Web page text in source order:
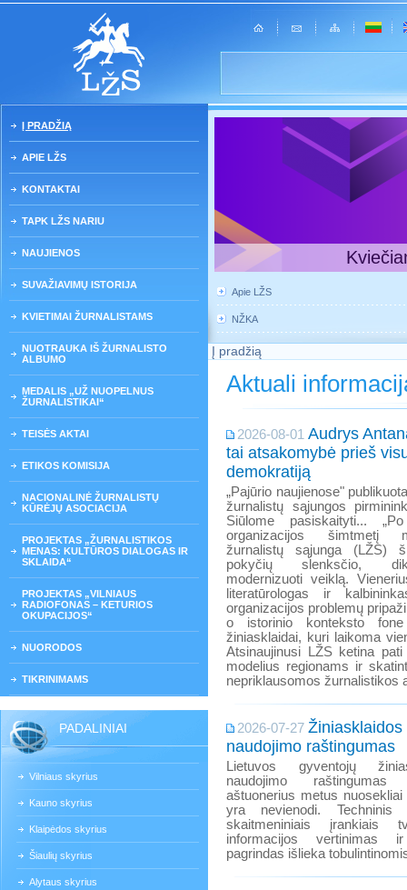
Į PRADŽIĄ
APIE LŽS
KONTAKTAI
TAPK LŽS NARIU
NAUJIENOS
SUVAŽIAVIMŲ ISTORIJA
KVIETIMAI ŽURNALISTAMS
NUOTRAUKA IŠ ŽURNALISTO
ALBUMO
MEDALIS „UŽ NUOPELNUS
ŽURNALISTIKAI“
TEISĖS AKTAI
ETIKOS KOMISIJA
NACIONALINĖ ŽURNALISTŲ
KŪRĖJŲ ASOCIACIJA
PROJEKTAS „ŽURNALISTIKOS
MENAS: KULTŪROS DIALOGAS IR
SKLAIDA“
PROJEKTAS „VILNIAUS
RADIOFONAS – KETURIOS
OKUPACIJOS“
NUORODOS
TIKRINIMAMS
PADALINIAI
Vilniaus skyrius
Kauno skyrius
Klaipėdos skyrius
Šiaulių skyrius
Alytaus skyrius
Apie LŽS
NŽKA
Į pradžią
Aktuali
2026-08-01 Audrys
tai atsakomybė prieš
demokratiją
„Pajūrio naujienose"
žurnalistų sąjungos
Siūlome pasiskaityti...
organizacijos šimtmetį
žurnalistų sąjunga (LŽS)
pokyčių slenksčio,
modernizuoti veiklą.
literatūrologas ir
organizacijos problemų
o istorinio konteksto
žiniasklaidai, kuri laikoma
Atsinaujinusi LŽS ketina
modelius regionams ir
nepriklausomos žurnalistikos
2026-07-27
naudojimo raštingumas
Lietuvos gyventojų
naudojimo
aštuonerius metus
yra nevienodi. Techninis
skaitmeniniais įrankiais
informacijos vertinimas
pagrindas išlieka